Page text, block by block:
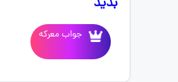
جواب معرکه